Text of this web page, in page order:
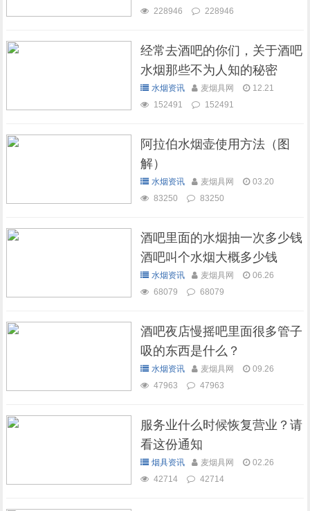
228946
228946
经常去酒吧的你们，关于酒吧
水烟那些不为人知的秘密
水烟资讯 麦烟具网
12.21
152491
152491
阿拉伯水烟壶使用方法（图
解）
水烟资讯 麦烟具网
03.20
83250
83250
酒吧里面的水烟抽一次多少钱
酒吧叫个水烟大概多少钱
水烟资讯 麦烟具网
06.26
68079
68079
酒吧夜店慢摇吧里面很多管子
吸的东西是什么？
水烟资讯 麦烟具网
09.26
47963
47963
服务业什么时候恢复营业？请
看这份通知
烟具资讯 麦烟具网
02.26
42714
42714